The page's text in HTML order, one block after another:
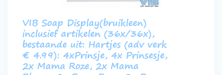
VIB Soap Display(bruikleen)
inclusief artikelen (36x/36x),
bestaande uit: Hartjes (adv verk
€ 4.99): 4xPrinsje, 4x Prinsesje,
2x Mama Roze, 2x Mama